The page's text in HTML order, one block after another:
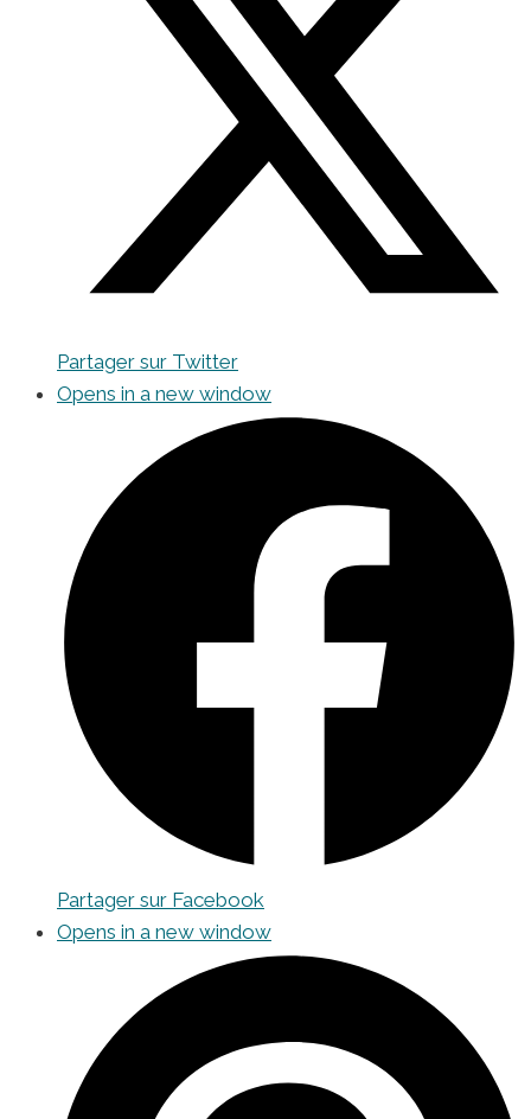
Partager sur Twitter
Opens in a new window
Partager sur Facebook
Opens in a new window